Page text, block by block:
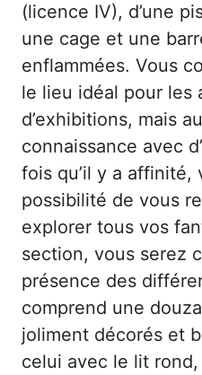
(licence IV), d’une
une cage et une
enflammées. Vous
le lieu idéal pour les
d’exhibitions, mais
connaissance avec
fois qu’il y a affinité,
possibilité de vous
explorer tous vos
section, vous serez
présence des
comprend une
joliment décorés et
celui avec le lit